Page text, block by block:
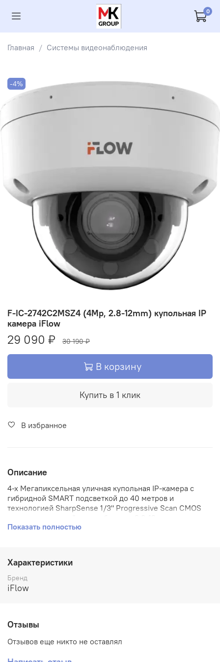
0
Главная Системы видеонаблюдения
-4%
F-IC-2742C2MSZ4 (4Mp, 2.8-12mm) купольная IP
камера iFlow
29 090 ₽ 30 190 ₽
В корзину
Купить в 1 клик
В избранное
Описание
4-х Мегапиксельная уличная купольная IP-камера с
гибридной SMART подсветкой до 40 метров и
технологией SharpSense 1/3" Progressive Scan CMOS
— угол обзора 102.4°~31.2°
— сжатие H.265/H.265+/H.264/H.264+/MJPEG
— тройной поток
— 2688 × 1520@25к/с
— WDR 120дБ, 3D DNR, HLC, BLC, ROI
пересечения линии
«человек/ТС»
Показать полностью
Характеристики
Бренд
iFlow
Отзывы
Отзывов еще никто не оставлял